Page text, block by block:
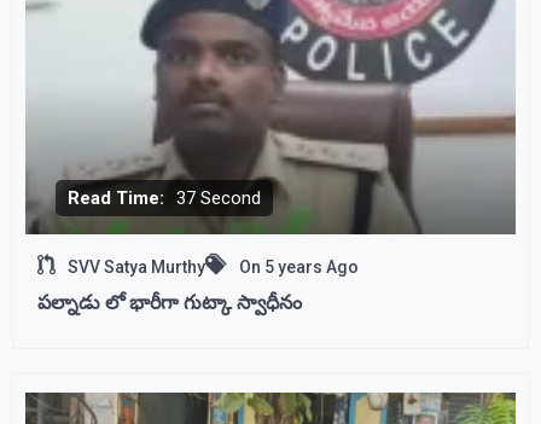
Read Time: 37 Second
SVV Satya Murthy On 5 years Ago
పల్నాడు లో భారీగా గుట్కా స్వాధీనం